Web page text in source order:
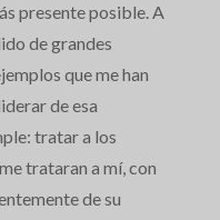
presente posible. A
de grandes
que me han
de esa
tratar a los
trataran a mí, con
de su